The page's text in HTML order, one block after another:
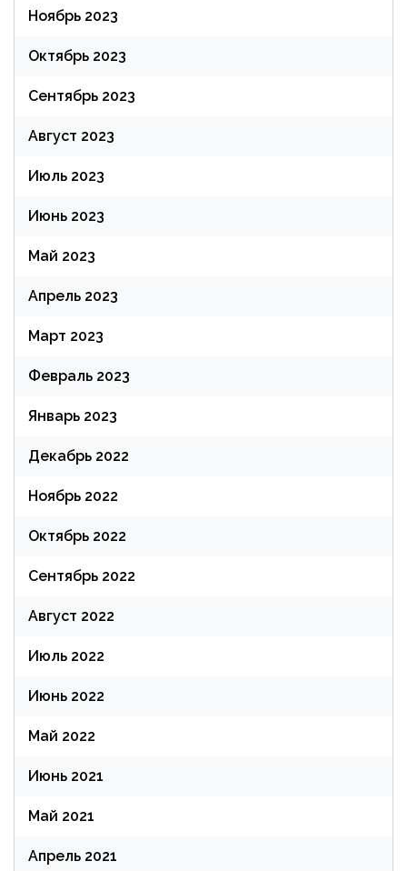
Ноябрь 2023
Октябрь 2023
Сентябрь 2023
Август 2023
Июль 2023
Июнь 2023
Май 2023
Апрель 2023
Март 2023
Февраль 2023
Январь 2023
Декабрь 2022
Ноябрь 2022
Октябрь 2022
Сентябрь 2022
Август 2022
Июль 2022
Июнь 2022
Май 2022
Июнь 2021
Май 2021
Апрель 2021